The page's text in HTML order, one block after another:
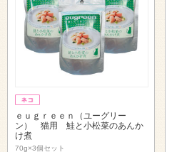
ｅｕｇｒｅｅｎ（ユーグリー
ン） 猫用 鮭と小松菜のあんか
け煮
70g×3個セット